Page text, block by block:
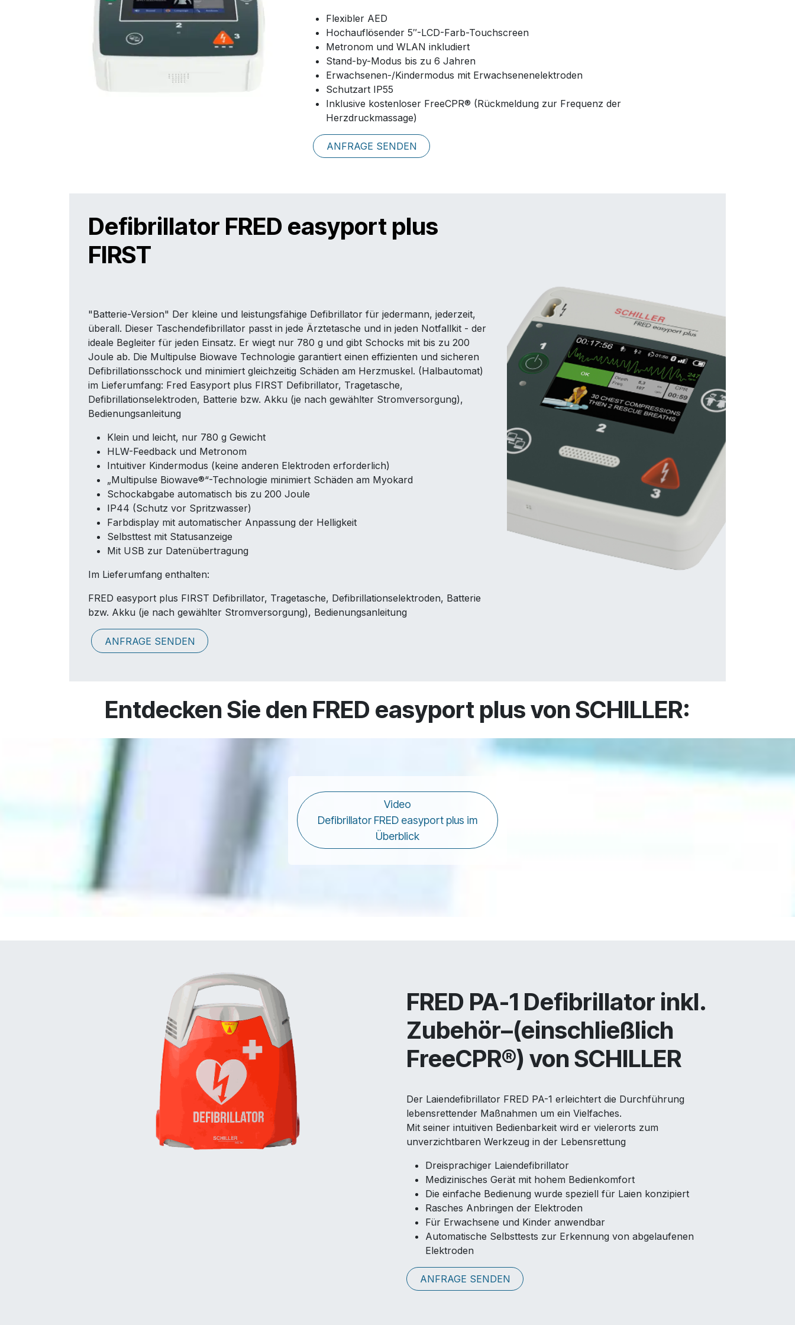
Flexibler AED
Hochauflösender 5″-LCD-Farb-Touchscreen
Metronom und WLAN inkludiert
Stand-by-Modus bis zu 6 Jahren
Erwachsenen-/Kindermodus mit Erwachsenenelektroden
Schutzart IP55
Inklusive kostenloser FreeCPR® (Rückmeldung zur Frequenz der
Herzdruckmassage)
ANFRAGE SENDEN
Defibrillator FRED easyport plus
FIRST
"Batterie-Version" Der kleine und leistungsfähige Defibrillator für jedermann, jederzeit,
überall. Dieser Taschendefibrillator passt in jede Ärztetasche und in jeden Notfallkit - der
ideale Begleiter für jeden Einsatz. Er wiegt nur 780 g und gibt Schocks mit bis zu 200
Joule ab. Die Multipulse Biowave Technologie garantiert einen effizienten und sicheren
Defibrillationsschock und minimiert gleichzeitig Schäden am Herzmuskel. (Halbautomat)
im Lieferumfang: Fred Easyport plus FIRST Defibrillator, Tragetasche,
Defibrillationselektroden, Batterie bzw. Akku (je nach gewählter Stromversorgung),
Bedienungsanleitung
Klein und leicht, nur 780 g Gewicht
HLW-Feedback und Metronom
Intuitiver Kindermodus (keine anderen Elektroden erforderlich)
„Multipulse Biowave®“-Technologie minimiert Schäden am Myokard
Schockabgabe automatisch bis zu 200 Joule
IP44 (Schutz vor Spritzwasser)
Farbdisplay mit automatischer Anpassung der Helligkeit
Selbsttest mit Statusanzeige
Mit USB zur Datenübertragung
Im Lieferumfang enthalten:
FRED easyport plus FIRST Defibrillator, Tragetasche, Defibrillationselektroden, Batterie
bzw. Akku (je nach gewählter Stromversorgung), Bedienungsanleitung
ANFRAGE SENDEN
Entdecken Sie den FRED easyport plus von SCHILLER:
Video
Defibrillator FRED easyport plus im
Überblick
FRED PA-1 Defibrillator inkl.
Zubehör–(einschließlich
FreeCPR®) von SCHILLER
Der Laiendefibrillator FRED PA-1 erleichtert die Durchführung
lebensrettender Maßnahmen um ein Vielfaches.
Mit seiner intuitiven Bedienbarkeit wird er vielerorts zum
unverzichtbaren Werkzeug in der Lebensrettung
Dreisprachiger Laiendefibrillator
Medizinisches Gerät mit hohem Bedienkomfort
Die einfache Bedienung wurde speziell für Laien konzipiert
Rasches Anbringen der Elektroden
Für Erwachsene und Kinder anwendbar
Automatische Selbsttests zur Erkennung von abgelaufenen
Elektroden
ANFRAGE SENDEN